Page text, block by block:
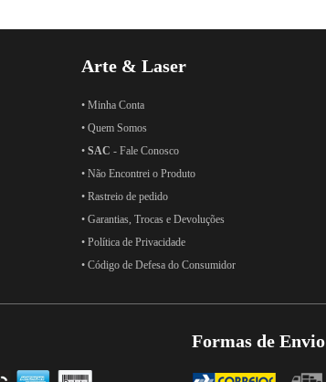
Arte & Laser
• Minha Conta
• Quem Somos
• SAC - Fale Conosco
• Não Encontrei o Produto
• Rastreio de pedido
• Garantias, Trocas e Devoluções
• Política de Privacidade
• Código de Defesa do Consumidor
Formas de Envio